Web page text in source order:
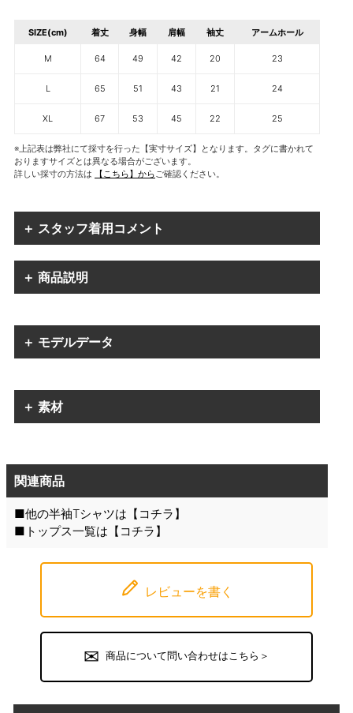
SIZE(cm) 着丈 身幅 肩幅 袖丈 アームホール
M 64 49 42 20 23
L 65 51 43 21 24
XL 67 53 45 22 25
※上記表は弊社にて採寸を行った【実寸サイズ】となります。タグに書かれて
おりますサイズとは異なる場合がございます。
詳しい採寸の方法は
【こちら】からご確認ください。
＋ スタッフ着用コメント
＋ 商品説明
＋ モデルデータ
＋ 素材
関連商品
■他の半袖Tシャツは【 コチラ 】
■トップス一覧は【 コチラ 】
レビューを書く
商品について問い合わせはこちら＞